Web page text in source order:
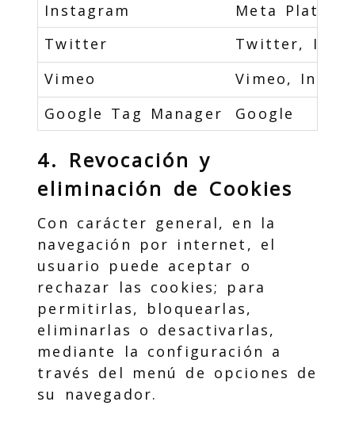
Instagram
Meta
Twitter
Twitter, Inc.
Vimeo
Vimeo, Inc.
Google Tag Manager
Google
4. Revocación y
eliminación de Cookies
Con carácter general, en la
navegación por internet, el
usuario puede aceptar o
rechazar las cookies; para
permitirlas, bloquearlas,
eliminarlas o desactivarlas,
mediante la configuración a
través del menú de opciones de
su navegador.